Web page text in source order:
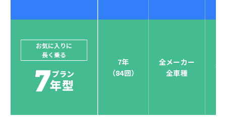
ジョイカルジャパンでは、カーリース決済を国際5大カ
他にはないサービスがクレジットカード決済、賢くポ
イント運用も！
お気に入りに
長く乗る
7年
（84回）
全メーカー
全車種
全